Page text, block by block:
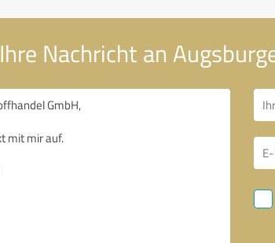
Ihre Nachricht an